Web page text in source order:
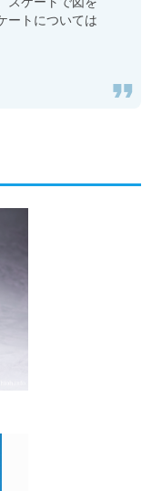
ートについては